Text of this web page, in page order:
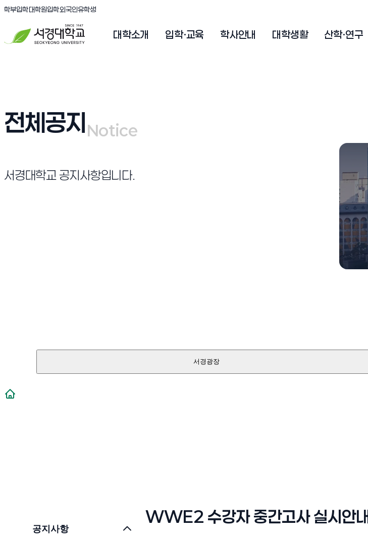
서경대학교
학부입학(새창 열림)
대학원입학(새창 열림)
외국인유학생(새창 열림)
대학소개 입학·교육 학사안내 대학생활 산학·연구
전체공지 Notice
Notice
서경대학교 공지사항입니다.
서경광장
공지사항
WWE2 수강자 중간고사 실시안내